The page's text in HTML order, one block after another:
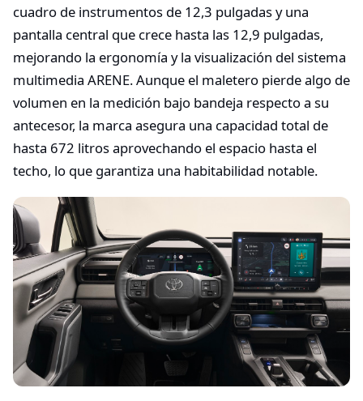
cuadro de instrumentos de 12,3 pulgadas y una
pantalla central que crece hasta las 12,9 pulgadas,
mejorando la ergonomía y la visualización del sistema
multimedia ARENE. Aunque el maletero pierde algo de
volumen en la medición bajo bandeja respecto a su
antecesor, la marca asegura una capacidad total de
hasta 672 litros aprovechando el espacio hasta el
techo, lo que garantiza una habitabilidad notable.